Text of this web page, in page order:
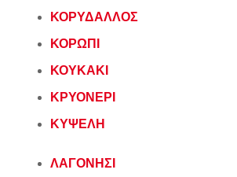
ΚΟΡΥΔΑΛΛΟΣ
ΚΟΡΩΠΙ
ΚΟΥΚΑΚΙ
ΚΡΥΟΝΕΡΙ
ΚΥΨΕΛΗ
ΛΑΓΟΝΗΣΙ